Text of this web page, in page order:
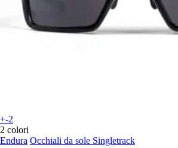
+-2
2 colori
Endura Occhiali da sole Singletrack